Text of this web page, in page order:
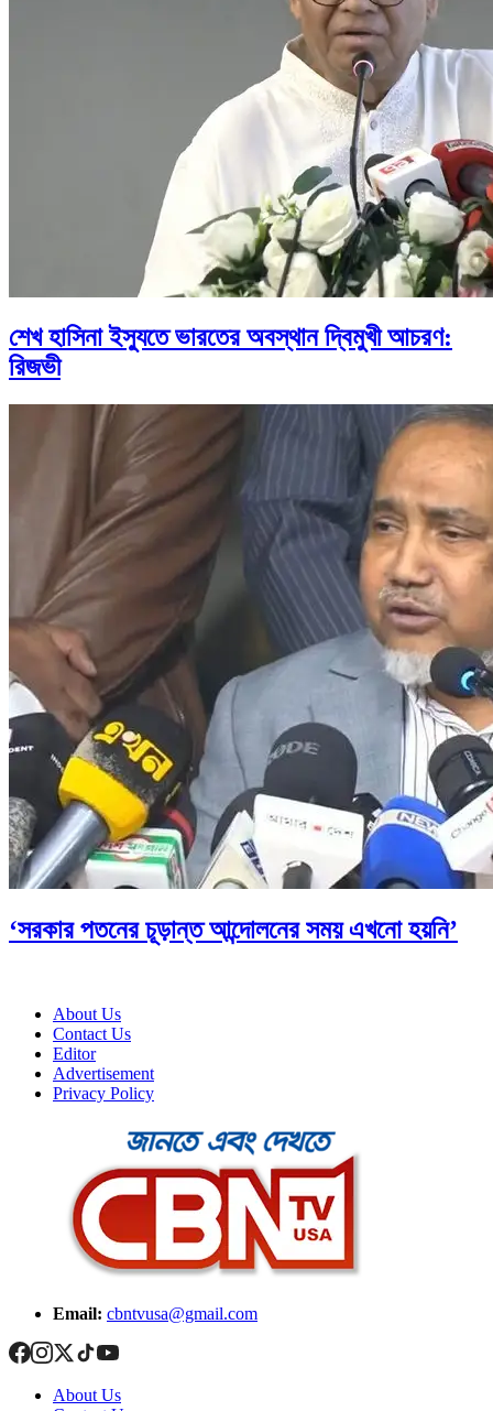
শেখ হাসিনা ইস্যুতে ভারতের অবস্থান দ্বিমুখী আচরণ:
রিজভী
‘সরকার পতনের চূড়ান্ত আন্দোলনের সময় এখনো হয়নি’
About Us
Contact Us
Editor
Advertisement
Privacy Policy
Email: cbntvusa@gmail.com
About Us